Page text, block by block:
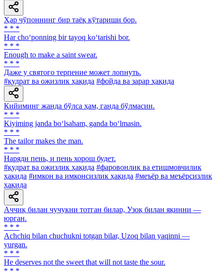
Ҳар чўпоннинг бир таёқ кўтариши бор.
* * *
Har cho‘ponning bir tayoq ko‘tarishi bor.
* * *
Enough to make a saint swear.
* * *
Даже у святого терпение может лопнуть.
#қудрат ва ожизлик ҳақида #фойда ва зарар ҳақида
Кийиминг жанда бўлса ҳам, ганда бўлмасин.
* * *
Kiyiming janda bo‘lsaham, ganda bo‘lmasin.
* * *
The tailor makes the man.
* * *
Наряди пень, и пень хорош будет.
#қудрат ва ожизлик ҳақида #фаровонлик ва етишмовчилик
ҳақида #имкон ва имконсизлик ҳақида #меъёр ва меъёрсизлик
ҳақида
Аччиқ билан чучукни тотган билар, Узоқ билан яқинни —
юрган.
* * *
Achchiq bilan chuchukni totgan bilar, Uzoq bilan yaqinni —
yurgan.
* * *
He deserves not the sweet that will not taste the sour.
* * *